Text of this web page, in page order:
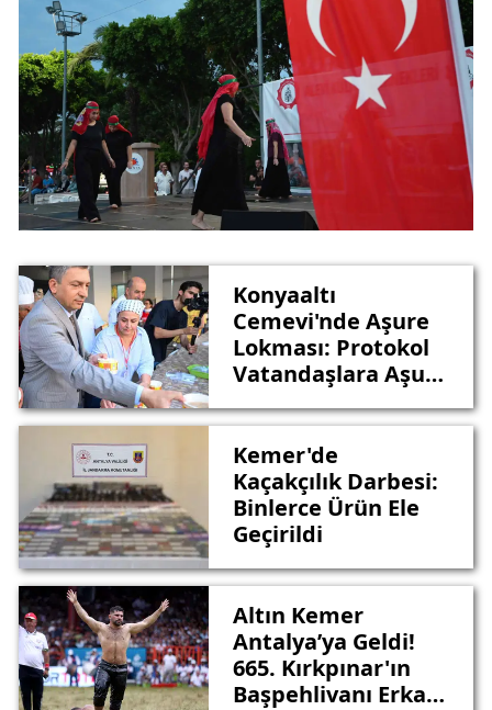
Konyaaltı
Cemevi'nde Aşure
Lokması: Protokol
Vatandaşlara Aşure
Kemer'de
Kaçakçılık Darbesi:
Binlerce Ürün Ele
Geçirildi
Altın Kemer
Antalya’ya Geldi!
665. Kırkpınar'ın
Başpehlivanı Erkan